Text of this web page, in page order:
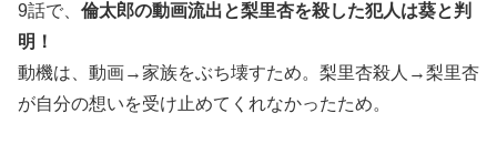
9話で、 倫太郎の動画流出と梨里杏を殺した犯人は葵と判
明！
動機は、動画→家族をぶち壊すため。梨里杏殺人→梨里杏
が自分の想いを受け止めてくれなかったため。